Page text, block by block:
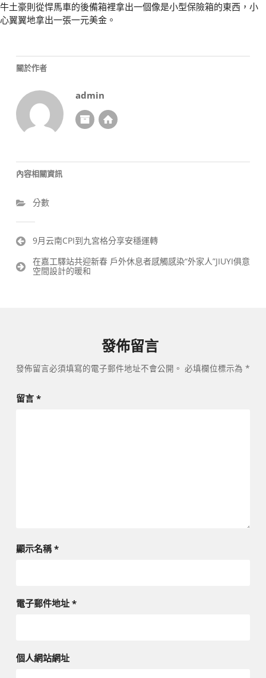
牛土豪則從悍馬車的後備箱裡拿出一個像是小型保險箱的東西，小
心翼翼地拿出一張一元美金。
關於作者
admin
內容相關資訊
分數
文
導
9月云南CPI到九宮格分享安穩運轉
在嘉工驛站共迎新春 戶外休息者感觸感染“外家人”JIUYI俱意
空間設計的暖和
發佈留言
發佈留言必須填寫的電子郵件地址不會公開。 必填欄位標示為 *
留言 *
顯示名稱*
電子郵件地址 *
個人網站網址